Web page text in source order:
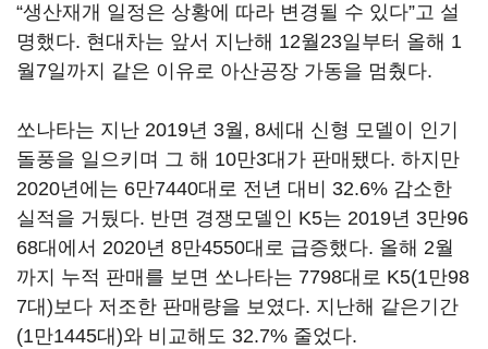
“생산재개 일정은 상황에 따라 변경될 수 있다”고 설
명했다. 현대차는 앞서 지난해 12월23일부터 올해 1
월7일까지 같은 이유로 아산공장 가동을 멈췄다.
쏘나타는 지난 2019년 3월, 8세대 신형 모델이 인기
돌풍을 일으키며 그 해 10만3대가 판매됐다. 하지만
2020년에는 6만7440대로 전년 대비 32.6% 감소한
실적을 거뒀다. 반면 경쟁모델인 K5는 2019년 3만96
68대에서 2020년 8만4550대로 급증했다. 올해 2월
까지 누적 판매를 보면 쏘나타는 7798대로 K5(1만98
7대)보다 저조한 판매량을 보였다. 지난해 같은기간
(1만1445대)와 비교해도 32.7% 줄었다.